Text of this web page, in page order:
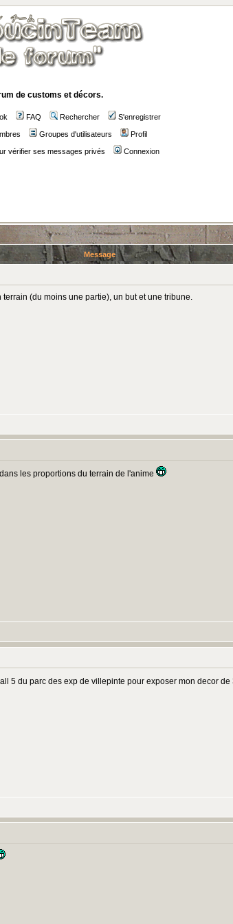
de customs et décors.
FAQ Rechercher S'enregistrer
Groupes d'utilisateurs Profil
vérifier ses messages privés Connexion
Message
(du moins une partie), un but et une tribune.
les proportions du terrain de l'anime
5 du parc des exp de villepinte pour exposer mon decor